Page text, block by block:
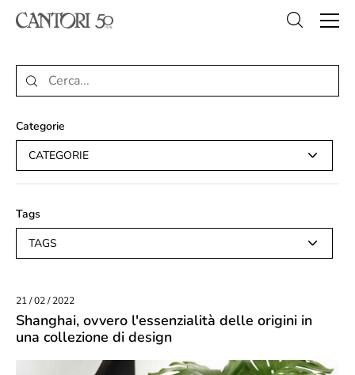
Categorie
CATEGORIE
Tags
TAGS
21 / 02 / 2022
Shanghai, ovvero l'essenzialità delle origini in
una collezione di design